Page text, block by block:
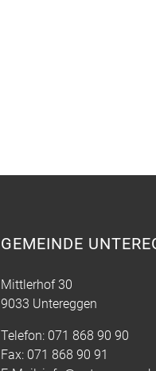
GEMEINDE
Mittlerhof 30
9033 Untereggen
Telefon: 071 868 90 90
Fax: 071 868 90 91